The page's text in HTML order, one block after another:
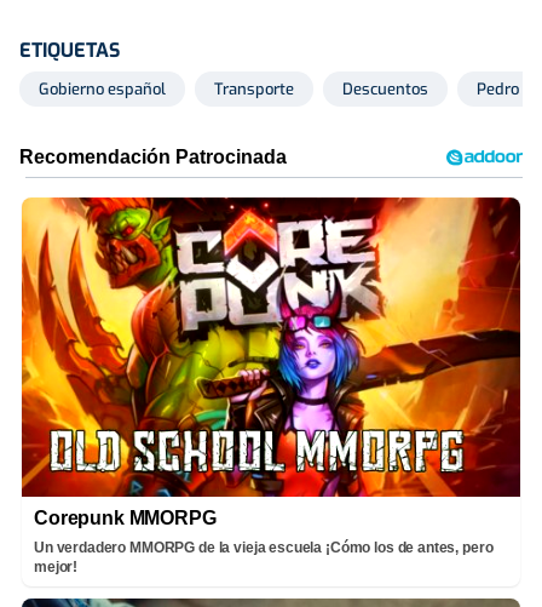
ETIQUETAS
Gobierno español Transporte Descuentos Pedro
Corepunk MMORPG
Un verdadero MMORPG de la vieja escuela ¡Cómo los de antes, pero
mejor!